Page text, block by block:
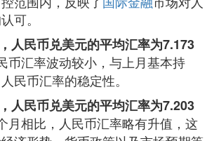
可。
人民币兑美元的平均汇率为7.173
币汇率波动较小，与上月基本持
民币汇率的稳定性。
人民币兑美元的平均汇率为7.203
月相比，人民币汇率略有升值，这